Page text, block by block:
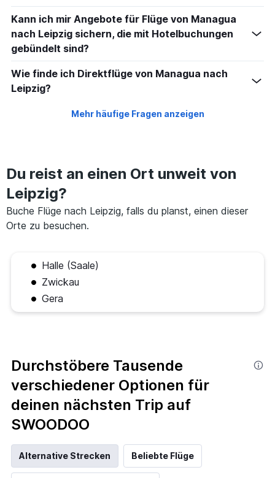
Kann ich mir Angebote für Flüge von Managua
nach Leipzig sichern, die mit Hotelbuchungen
gebündelt sind?
Wie finde ich Direktflüge von Managua nach
Leipzig?
Mehr häufige Fragen anzeigen
Du reist an einen Ort unweit von
Leipzig?
Buche Flüge nach Leipzig, falls du planst, einen dieser
Orte zu besuchen.
Halle (Saale)
Zwickau
Gera
Durchstöbere Tausende
verschiedener Optionen für
deinen nächsten Trip auf
SWOODOO
Alternative Strecken Beliebte Flüge